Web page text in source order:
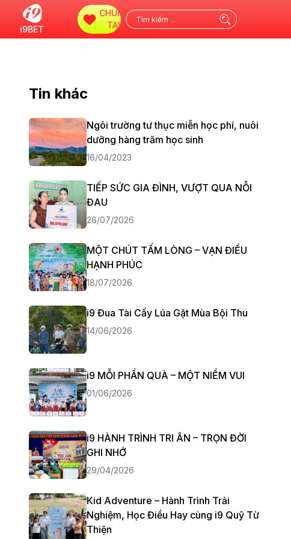
i9BET
CHUNG
TAY
kiếm
Tin khác
Ngôi trường tư thục miễn học phí, nuôi
dưỡng hàng trăm học sinh
16/04/2023
TIẾP SỨC GIA ĐÌNH, VƯỢT QUA NỖI
ĐAU
26/07/2026
MỘT CHÚT TẤM LÒNG – VẠN ĐIỀU
HẠNH PHÚC
18/07/2026
i9 Đua Tài Cấy Lúa Gặt Mùa Bội Thu
14/06/2026
i9 MỖI PHẦN QUÀ – MỘT NIỀM VUI
01/06/2026
i9 HÀNH TRÌNH TRI ÂN – TRỌN ĐỜI
GHI NHỚ
29/04/2026
Kid Adventure – Hành Trình Trải
Nghiệm, Học Điều Hay cùng i9 Quỹ Từ
Thiện